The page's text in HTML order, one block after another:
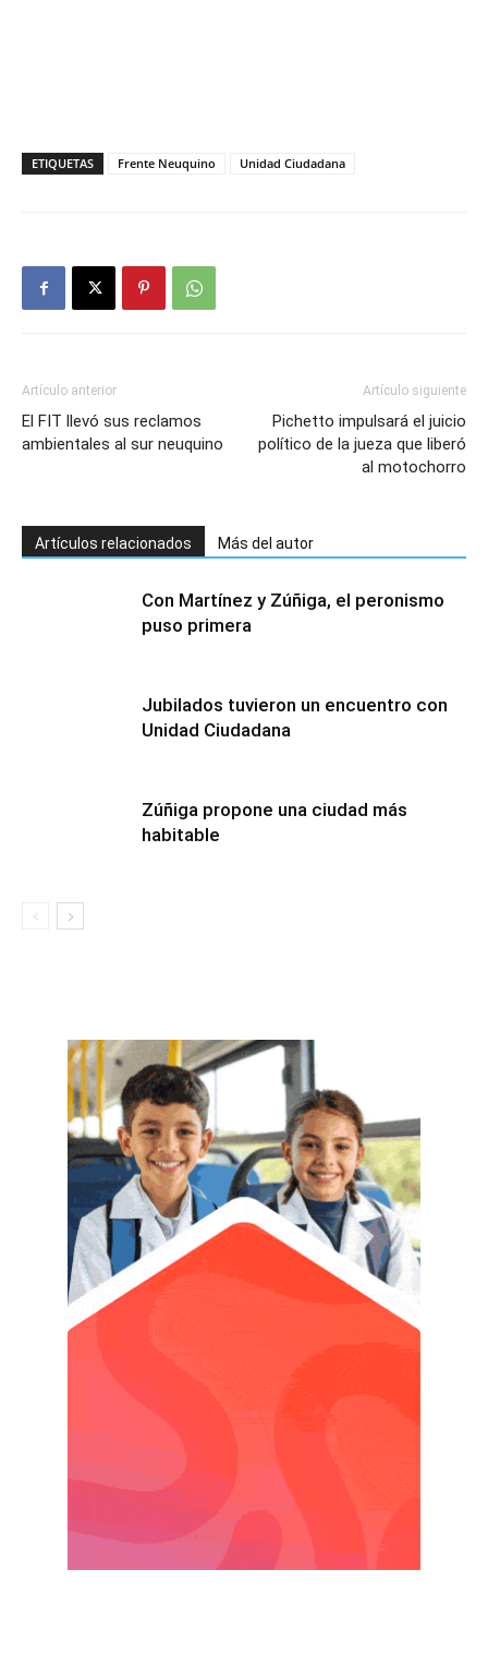
ETIQUETAS Frente Neuquino Unidad Ciudadana
Artículo anterior
El FIT llevó sus reclamos
ambientales al sur neuquino
Artículo siguiente
Pichetto impulsará el juicio
político de la jueza que liberó
al motochorro
Artículos relacionados Más del autor
Con Martínez y Zúñiga, el peronismo
puso primera
Jubilados tuvieron un encuentro con
Unidad Ciudadana
Zúñiga propone una ciudad más
habitable